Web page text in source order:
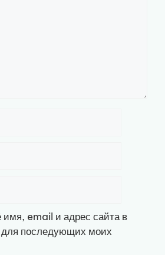
имя, email и адрес сайта в
для последующих моих